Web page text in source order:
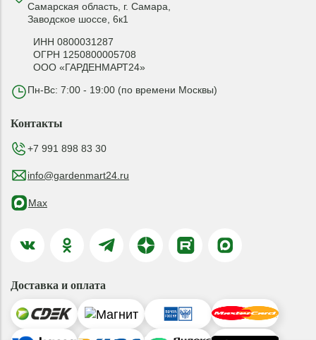
Самарская область, г. Самара,
Заводское шоссе, 6к1
ИНН 0800031287
ОГРН 1250800005708
ООО «ГАРДЕНМАРТ24»
Пн-Вс: 7:00 - 19:00 (по времени Москвы)
Контакты
+7 991 898 83 30
info@gardenmart24.ru
Max
Доставка и оплата